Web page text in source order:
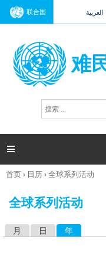
联合国 العربية
难
搜
索

你
这
首页› 日历›全球系列活动
全球系列活动
月 日 年